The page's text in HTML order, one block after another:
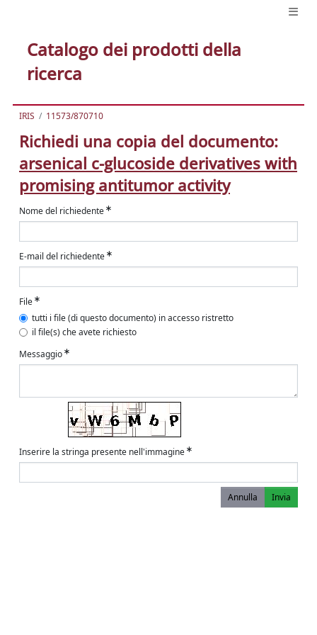
Catalogo dei prodotti della
ricerca
IRIS 11573/870710
Richiedi una copia del documento:
arsenical c-glucoside derivatives with
promising antitumor activity
Nome del richiedente
E-mail del richiedente
File
tutti i file (di questo documento) in accesso ristretto
il file(s) che avete richiesto
Messaggio
Inserire la stringa presente nell'immagine
Annulla Invia